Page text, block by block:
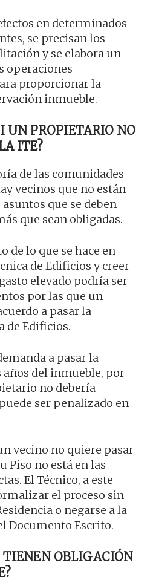
en determinados
se precisan los
y se elabora un
operaciones
proporcionar la
inmueble.
UN PROPIETARIO NO
ITE?
de las comunidades
vecinos que no están
que se deben
que sean obligadas.
de lo que se hace en
de Edificios y creer
elevado podría ser
por las que un
a pasar la
de Edificios.
a pasar la
del inmueble, por
no debería
ser penalizado en
vecino no quiere pasar
Piso no está en las
El Técnico, a este
el proceso sin
o negarse a la
Documento Escrito.
TIENEN OBLIGACIÓN